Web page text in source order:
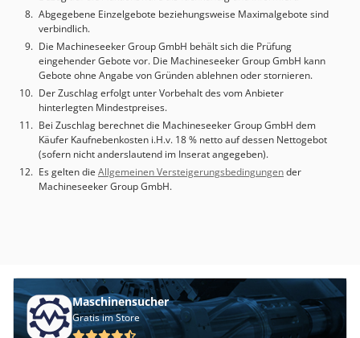
Abgegebene Einzelgebote beziehungsweise Maximalgebote sind
verbindlich.
Die Machineseeker Group GmbH behält sich die Prüfung
eingehender Gebote vor. Die Machineseeker Group GmbH kann
Gebote ohne Angabe von Gründen ablehnen oder stornieren.
Der Zuschlag erfolgt unter Vorbehalt des vom Anbieter
hinterlegten Mindestpreises.
Bei Zuschlag berechnet die Machineseeker Group GmbH dem
Käufer Kaufnebenkosten i.H.v. 18 % netto auf dessen Nettogebot
(sofern nicht anderslautend im Inserat angegeben).
Es gelten die Allgemeinen Versteigerungsbedingungender
Machineseeker Group GmbH.
Maschinensucher
Gratis im Store